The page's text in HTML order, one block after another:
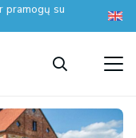
pramogų su